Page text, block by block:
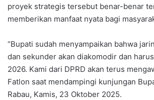
proyek strategis tersebut benar-benar
memberikan manfaat nyata bagi
“Bupati sudah menyampaikan bahwa
dan sekunder akan diakomodir dan
2026. Kami dari DPRD akan terus
Fatlon saat mendampingi kunjungan
Rabau, Kamis, 23 Oktober 2025.